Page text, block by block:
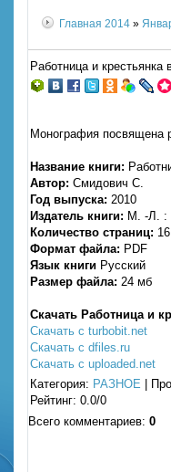
Главная 2014 »
Работница и
Монография посвящена
Название книги:
Автор: Смидович С.
Год выпуска: 2010
Издатель книги: М. -Л. :
Количество страниц:
Формат файла: PDF
Язык книги Русский
Размер файла: 24 мб
Скачать Работница и
Скачать с turbobit.net
Скачать с dfiles.ru
Скачать с uploaded.net
Категория: РАЗНОЕ
Рейтинг: 0.0/0
Всего комментариев: 0